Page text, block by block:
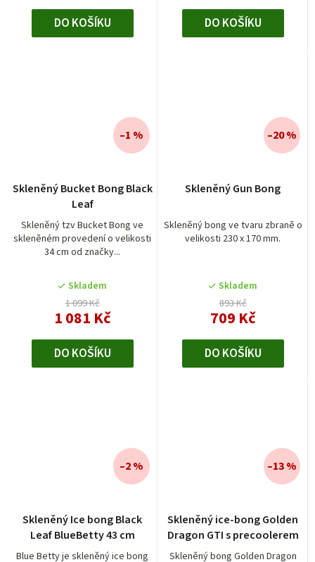
DO KOŠÍKU DO KOŠÍKU
Skleněný Bucket Bong Black
Leaf
Skleněný tzv Bucket Bong ve
skleněném provedení o velikosti
34 cm od značky...
Skladem
1 099 Kč
1 081 Kč
–1 %
DO KOŠÍKU
Skleněný Gun Bong
Skleněný bong ve tvaru zbraně o
velikosti 230 x 170 mm.
Skladem
893 Kč
709 Kč
–20 %
DO KOŠÍKU
Skleněný Ice bong Black
Leaf BlueBetty 43 cm
Blue Betty je skleněný ice bong
–2 %
Skleněný ice-bong Golden
Dragon GTI s precoolerem
Skleněný bong Golden Dragon
–13 %